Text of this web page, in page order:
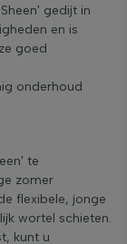
gedijt in
en is
goed
onderhoud
te
zomer
flexibele, jonge
wortel schieten.
kunt u